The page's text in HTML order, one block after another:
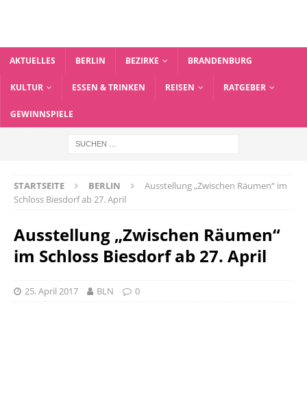
AKTUELLES BERLIN BEZIRKE BRANDENBURG
KULTUR ESSEN & TRINKEN REISEN RATGEBER
GEWINNSPIELE
STARTSEITE BERLIN
Ausstellung „Zwischen Räumen“ im
Schloss Biesdorf ab 27. April
Ausstellung „Zwischen Räumen“
im Schloss Biesdorf ab 27. April
25. April 2017 BLN 0